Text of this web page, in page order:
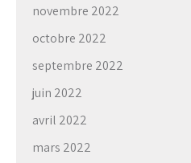
novembre 2022
octobre 2022
septembre 2022
juin 2022
avril 2022
mars 2022